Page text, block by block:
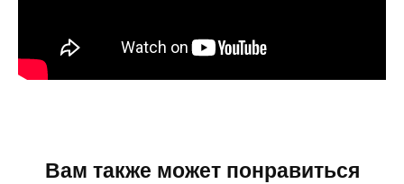
Вам также может понравиться